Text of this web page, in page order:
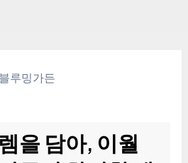
루밍가든
을 담아, 이월